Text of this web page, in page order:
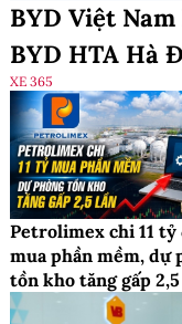
BYD Việt
BYD HTA Hà
XE 365
Petrolimex chi 11 tỷ
mua phần mềm, dự
tồn kho tăng gấp